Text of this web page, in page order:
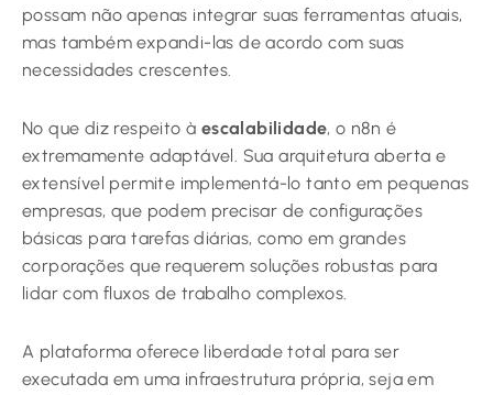
possam não apenas integrar suas ferramentas atuais,
mas também expandi-las de acordo com suas
necessidades crescentes.
No que diz respeito à escalabilidade, o n8n é
extremamente adaptável. Sua arquitetura aberta e
extensível permite implementá-lo tanto em pequenas
empresas, que podem precisar de configurações
básicas para tarefas diárias, como em grandes
corporações que requerem soluções robustas para
lidar com fluxos de trabalho complexos.
A plataforma oferece liberdade total para ser
executada em uma infraestrutura própria, seja em